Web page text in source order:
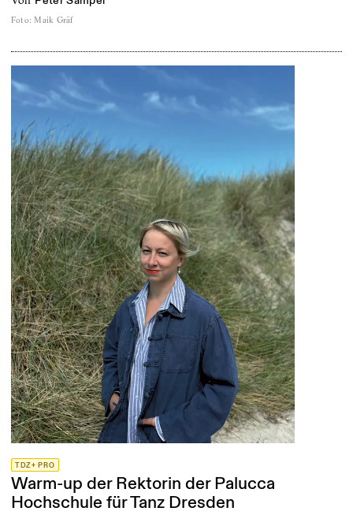
Foto: Maik Gräf
TDZ+ PRO
Warm-up der Rektorin der Palucca
Hochschule für Tanz Dresden